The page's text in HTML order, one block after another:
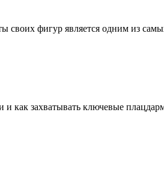
своих фигур является одним из
и как захватывать ключевые